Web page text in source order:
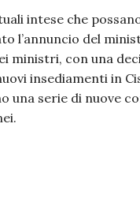
intese che
l’annuncio del
ministri, con una
insediamenti in
una serie di nuove